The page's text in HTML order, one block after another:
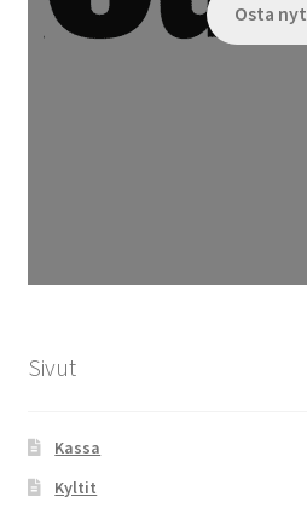
Osta nyt
Sivut
Kassa
Kyltit